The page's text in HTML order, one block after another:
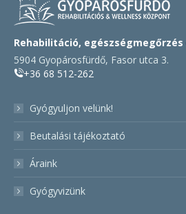
Rehabilitáció,
5904 Gyopárosfürdő, Fasor utca 3.
+36 68 512-262
Gyógyuljon velünk!
Beutalási tájékoztató
Áraink
Gyógyvizünk